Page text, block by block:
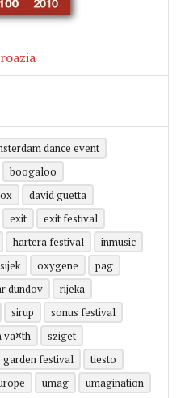
dance event
boogaloo
david guetta
exit
exit festival
hartera festival
inmusic
oxygene
pag
dundov
rijeka
sirup
sonus festival
vã¤th
sziget
garden festival
tiesto
umag
umagination